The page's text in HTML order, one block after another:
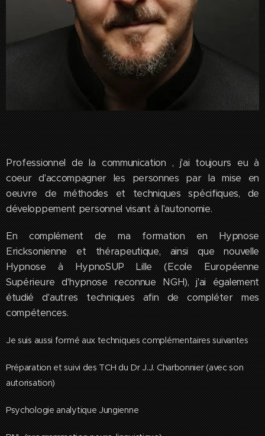
Professionnel de la communication , j'ai toujours eu à
coeur d'accompagner les personnes par la mise en
oeuvre de méthodes et techniques spécifiques, de
développement personnel visant à l'autonomie.
En complément de ma formation en Hypnose
Ericksonienne et thérapeutique, ainsi que nouvelle
Hypnose à HypnoSUP Lille (Ecole Européenne
Supérieure d'hypnose reconnue NGH), j'ai également
étudié d'autres techniques afin de compléter mes
compétences.
Je suis aussi formé aux techniques complémentaires suivantes
Préparation et suivi des TCH du Dr J.J. Charbonnier (avec son
autorisation)
Psychologie analytique Jungienne